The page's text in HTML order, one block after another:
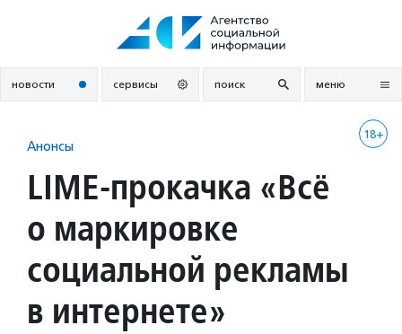
новости сервисы поиск меню
18+
Анонсы
LIME-прокачка «Всё
о маркировке
социальной рекламы
в интернете»